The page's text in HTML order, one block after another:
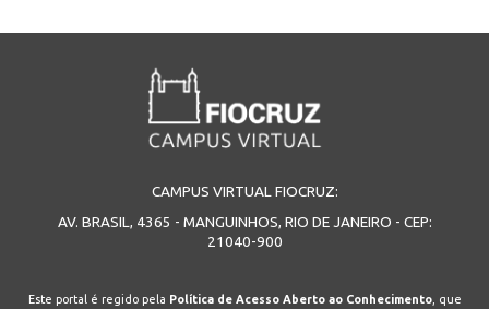
CAMPUS VIRTUAL FIOCRUZ:
AV. BRASIL, 4365 - MANGUINHOS, RIO DE JANEIRO - CEP:
21040-900
Este portal é regido pela Política de Acesso Aberto ao Conhecimento, que